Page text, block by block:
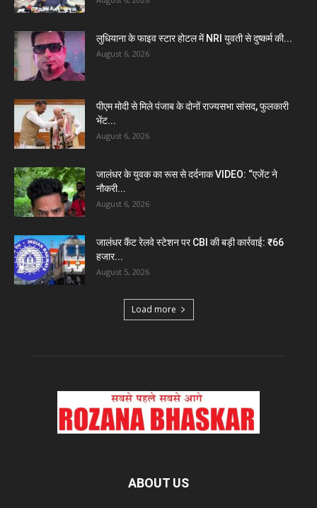
लुधियाना के फाइव स्टार होटल में NRI युवती से दुष्कर्म की...
August 6, 2026
पीएम मोदी से मिले पंजाब के दोनों राज्यसभा सांसद, फुलकारी
भेंट...
August 6, 2026
जालंधर के युवक का रूस से दर्दनाक VIDEO: “एजेंट ने
नौकरी...
August 6, 2026
जालंधर कैंट रेलवे स्टेशन पर CBI की बड़ी कार्रवाई: ₹66
हजार...
August 5, 2026
Load more
ABOUT US